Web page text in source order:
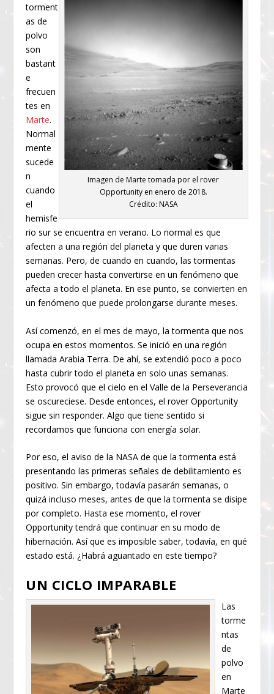
Imagen de Marte tomada por el rover
Opportunity en enero de 2018.
Crédito: NASA
torment
as de
polvo
son
bastant
e
frecuen
tes en
Marte.
Normal
mente
sucede
n
cuando
el
hemisfe
rio sur se encuentra en verano. Lo normal es que
afecten a una región del planeta y que duren varias
semanas. Pero, de cuando en cuando, las tormentas
pueden crecer hasta convertirse en un fenómeno que
afecta a todo el planeta. En ese punto, se convierten en
un fenómeno que puede prolongarse durante meses.
Así comenzó, en el mes de mayo, la tormenta que nos
ocupa en estos momentos. Se inició en una región
llamada Arabia Terra. De ahí, se extendió poco a poco
hasta cubrir todo el planeta en solo unas semanas.
Esto provocó que el cielo en el Valle de la Perseverancia
se oscureciese. Desde entonces, el rover Opportunity
sigue sin responder. Algo que tiene sentido si
recordamos que funciona con energía solar.
Por eso, el aviso de la NASA de que la tormenta está
presentando las primeras señales de debilitamiento es
positivo. Sin embargo, todavía pasarán semanas, o
quizá incluso meses, antes de que la tormenta se disipe
por completo. Hasta ese momento, el rover
Opportunity tendrá que continuar en su modo de
hibernación. Así que es imposible saber, todavía, en qué
estado está. ¿Habrá aguantado en este tiempo?
UN CICLO IMPARABLE
Las
torme
ntas
de
polvo
en
Marte